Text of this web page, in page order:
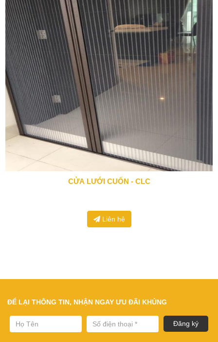
0943 666 466
CỬA LƯỚI CUỐN - CLC
Liên hệ
ĐỂ LẠI THÔNG TIN, NHẬN NGAY ƯU ĐÃI KHỦNG